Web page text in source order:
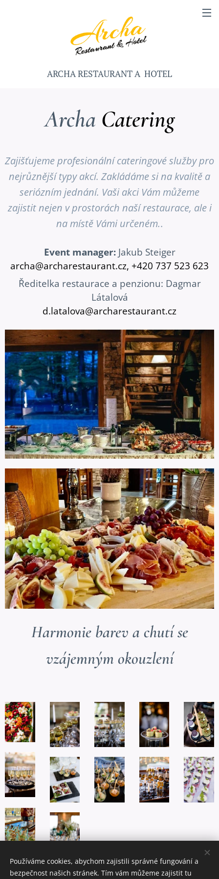
ARCHA RESTAURANT A HOTEL
Archa Catering
Zajišťujeme profesionální cateringové služby pro
nejrůznější typy akcí. Zakládáme si na kvalitě a
seriózním jednání. Vaši akci Vám můžeme
zajistit nejen v prostorách naší restaurace, ale i
na místě Vámi určeném..
Event manager:Jakub Steiger
archa@archarestaurant.cz, +420 737 523 623
Ředitelka restaurace a penzionu: Dagmar
Látalová
d.latalova@archarestaurant.cz
Harmonie barev a chutí se
vzájemným okouzlení
Používáme cookies, abychom zajistili správné fungování a
bezpečnost našich stránek. Tím vám můžeme zajistit tu